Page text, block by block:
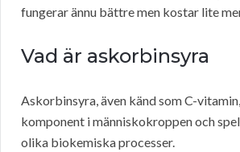
fungerar ännu bättre men kostar lite
Vad är askorbinsyra
Askorbinsyra, även känd som C-
komponent i människokroppen och
olika biokemiska processer.